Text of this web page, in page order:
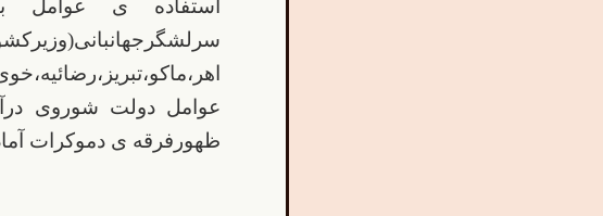
استفاده ی عوامل
عوامل دولت شوروی
ظهورفرقه ی دموکرات